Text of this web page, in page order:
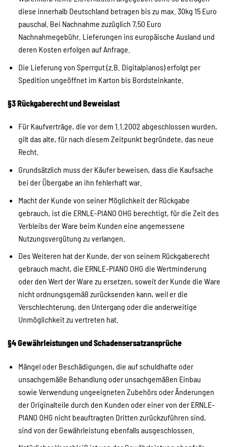
diese innerhalb Deutschland betragen bis zu max. 30kg 15 Euro
pauschal. Bei Nachnahme zuzüglich 7,50 Euro
Nachnahmegebühr. Lieferungen ins europäische Ausland und
deren Kosten erfolgen auf Anfrage.
Die Lieferung von Sperrgut (z.B. Digitalpianos) erfolgt per
Spedition ungeöffnet im Karton bis Bordsteinkante.
§3 Rückgaberecht und Beweislast
Für Kaufverträge, die vor dem 1.1.2002 abgeschlossen wurden,
gilt das alte, für nach diesem Zeitpunkt begründete, das neue
Recht.
Grundsätzlich muss der Käufer beweisen, dass die Kaufsache
bei der Übergabe an ihn fehlerhaft war.
Macht der Kunde von seiner Möglichkeit der Rückgabe
gebrauch, ist die ERNLE-PIANO OHG berechtigt, für die Zeit des
Verbleibs der Ware beim Kunden eine angemessene
Nutzungsvergütung zu verlangen.
Des Weiteren hat der Kunde, der von seinem Rückgaberecht
gebrauch macht, die ERNLE-PIANO OHG die Wertminderung
oder den Wert der Ware zu ersetzen, soweit der Kunde die Ware
nicht ordnungsgemäß zurücksenden kann, weil er die
Verschlechterung, den Untergang oder die anderweitige
Unmöglichkeit zu vertreten hat.
§4 Gewährleistungen und Schadensersatzansprüche
Mängel oder Beschädigungen, die auf schuldhafte oder
unsachgemäße Behandlung oder unsachgemäßen Einbau
sowie Verwendung ungeeigneten Zubehörs oder Änderungen
der Originalteile durch den Kunden oder einer von der ERNLE-
PIANO OHG nicht beauftragten Dritten zurückzuführen sind,
sind von der Gewährleistung ebenfalls ausgeschlossen.